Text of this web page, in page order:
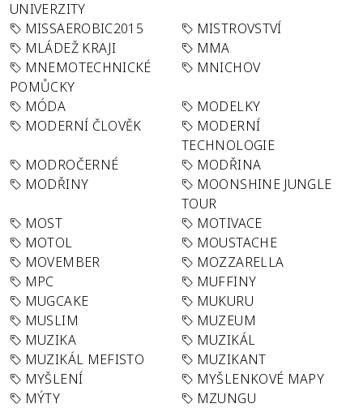
UNIVERZITY
MISSAEROBIC2015
MISTROVSTVÍ
MLÁDEŽ KRAJI
MMA
MNEMOTECHNICKÉ
POMŮCKY
MNICHOV
MÓDA
MODELKY
MODERNÍ ČLOVĚK
MODERNÍ
TECHNOLOGIE
MODROČERNÉ
MODŘINA
MODŘINY
MOONSHINE JUNGLE
TOUR
MOST
MOTIVACE
MOTOL
MOUSTACHE
MOVEMBER
MOZZARELLA
MPC
MUFFINY
MUGCAKE
MUKURU
MUSLIM
MUZEUM
MUZIKA
MUZIKÁL
MUZIKÁL MEFISTO
MUZIKANT
MYŠLENÍ
MYŠLENKOVÉ MAPY
MÝTY
MZUNGU